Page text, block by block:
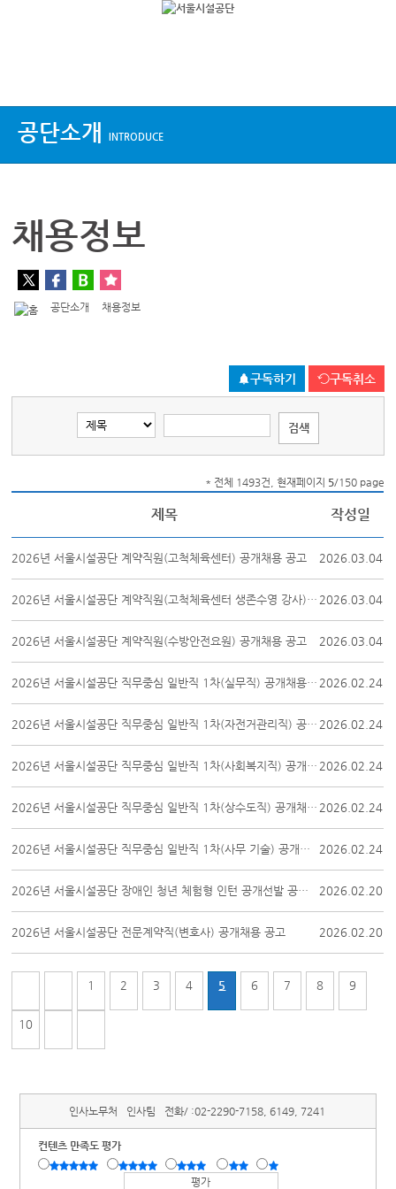
공단소개 INTRODUCE
채용정보
공단소개 채용정보
구독하기 구독취소
* 전체 1493건, 현재페이지 5/150 page
제목 작성일
2026년 서울시설공단 계약직원(고척체육센터) 공개채용 공고 2026.03.04
2026년 서울시설공단 계약직원(고척체육센터 생존수영 강사) 공개채용 공고 2026.03.04
2026년 서울시설공단 계약직원(수방안전요원) 공개채용 공고 2026.03.04
2026년 서울시설공단 직무중심 일반직 1차(실무직) 공개채용 공고 2026.02.24
2026년 서울시설공단 직무중심 일반직 1차(자전거관리직) 공개채용 공고 2026.02.24
2026년 서울시설공단 직무중심 일반직 1차(사회복지직) 공개채용 공고 2026.02.24
2026년 서울시설공단 직무중심 일반직 1차(상수도직) 공개채용 공고 2026.02.24
2026년 서울시설공단 직무중심 일반직 1차(사무 기술) 공개채용 공고 2026.02.24
2026년 서울시설공단 장애인 청년 체험형 인턴 공개선발 공고 최종 합격자 발표 2026.02.20
2026년 서울시설공단 전문계약직(변호사) 공개채용 공고 2026.02.20
1 2 3 4 5 6 7 8 9
10
인사노무처 인사팀 전화/ :02-2290-7158, 6149, 7241
컨텐츠 만족도 평가